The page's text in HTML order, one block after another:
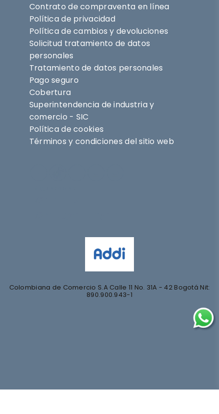
Contrato de compraventa en línea
Política de privacidad
Política de cambios y devoluciones
Solicitud tratamiento de datos
personales
Tratamiento de datos personales
Pago seguro
Cobertura
Superintendencia de industria y
comercio - SIC
Política de cookies
Términos y condiciones del sitio web
Colombiana de Comercio S.A Calle 11 No. 31A - 42 Bogotá Nit:
890.900.943-1